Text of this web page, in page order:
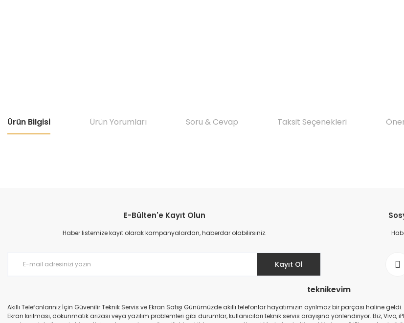
Ürün Bilgisi Ürün Yorumları Soru & Cevap Taksit Seçenekleri
Ürün resmi kalitesiz, bozuk veya görüntülenemiyor.
Ürün açıklamasında eksik bilgiler bulunuyor.
E-Bülten'e Kayıt Olun
Haber listemize kayıt olarak kampanyalardan, haberdar olabilirsiniz.
Kayıt Ol
teknikevim
Akıllı Telefonlarınız İçin Güvenilir Teknik Servis ve Ekran Satışı Günümüzde akıllı telefonlar hayatımızın ayrılmaz bir parçası
Ekran kırılması, dokunmatik arızası veya yazılım problemleri gibi durumlar, kullanıcıları teknik servis arayışına yönlendiriyor. Biz,